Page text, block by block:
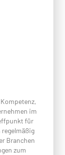
im
für
Branchen
zum